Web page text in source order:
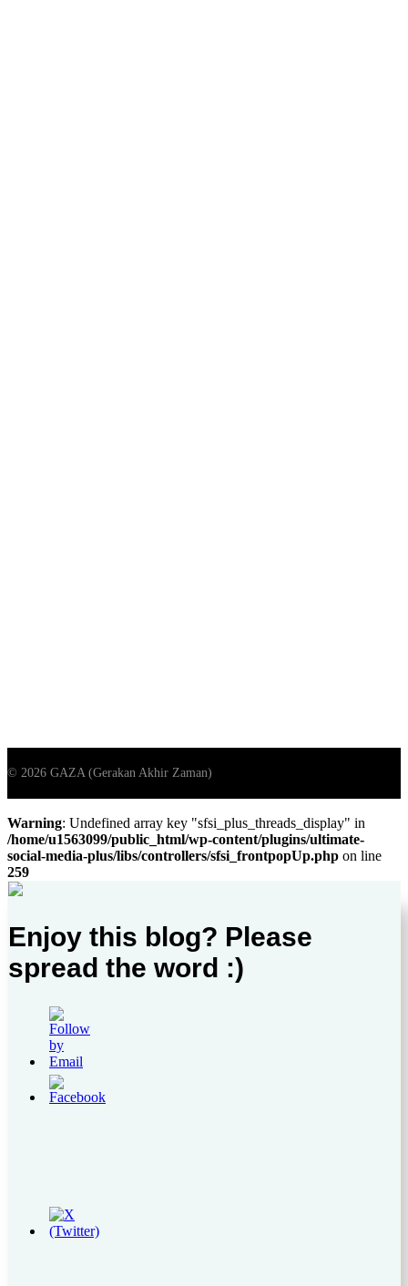
Warning: Undefined array key "sfsi_plus_threads_display" in
/home/u1563099/public_html/wp-content/plugins/ultimate-
social-media-plus/libs/controllers/sfsi_frontpopUp.php on line
259
Enjoy this blog? Please
spread the word :)